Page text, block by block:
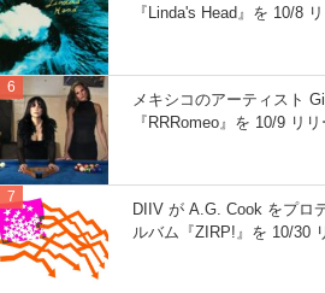
『Linda's Head』を 10/8
メキシコのアーティスト
『RRRomeo』を 10/9 リリ
DIIV が A.G. Cook をプロ
ルバム『ZIRP!』を 10/30